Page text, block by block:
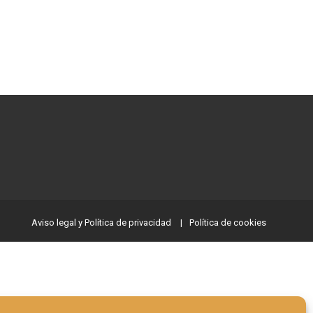
Aviso legal y Política de privacidad Política de cookies